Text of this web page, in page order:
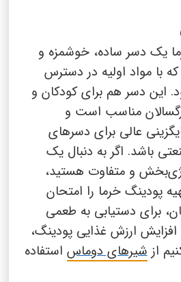
یک دسر ساده، خوشمزه و
با مواد اولیه در دسترس
این دسر هم برای کودکان و
مناسب است و
عالی برای دسرهای
باشد. اگر به دنبال یک
و متفاوت هستید،
پودینگ خرما را امتحان
برای دستیابی به طعمی
ارزش غذایی پودینگ،
ازشیرهای دوماس استفاده